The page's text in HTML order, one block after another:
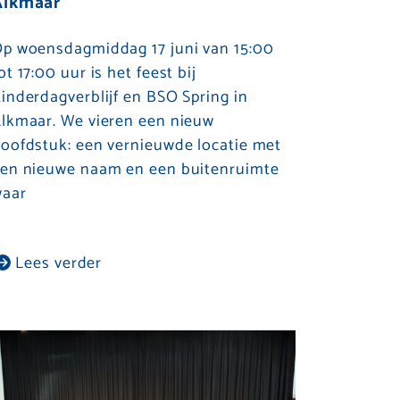
woensdagmiddag 17 juni van 15:00
17:00 uur is het feest bij
en BSO Spring in
We vieren een nieuw
een vernieuwde locatie met
nieuwe naam en een buitenruimte
Lees verder